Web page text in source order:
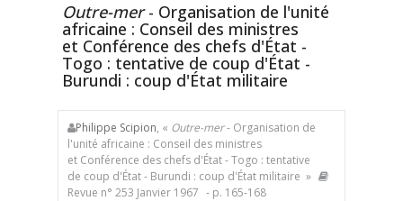
Outre-mer- Organisation de l'unité
africaine : Conseil des ministres
et Conférence des chefs d'État -
Togo : tentative de coup d'État -
Burundi : coup d'État militaire
Philippe Scipion, « Outre-mer- Organisation de
l'unité africaine : Conseil des ministres
et Conférence des chefs d'État - Togo : tentative
de coup d'État - Burundi : coup d'État militaire »
Revue n° 253 Janvier 1967 - p. 165-168